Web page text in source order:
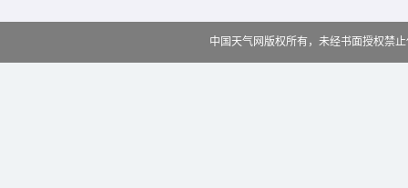
中国天气网版权所有，未经书面授权